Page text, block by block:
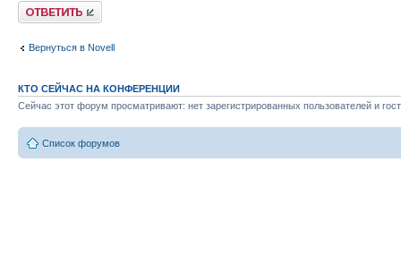
Ответить
Вернуться в Novell
КТО СЕЙЧАС НА КОНФЕРЕНЦИИ
Сейчас этот форум просматривают: нет зарегистрированных пользователей и
Список форумов